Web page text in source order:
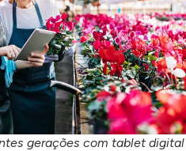
gerações com tablet digital